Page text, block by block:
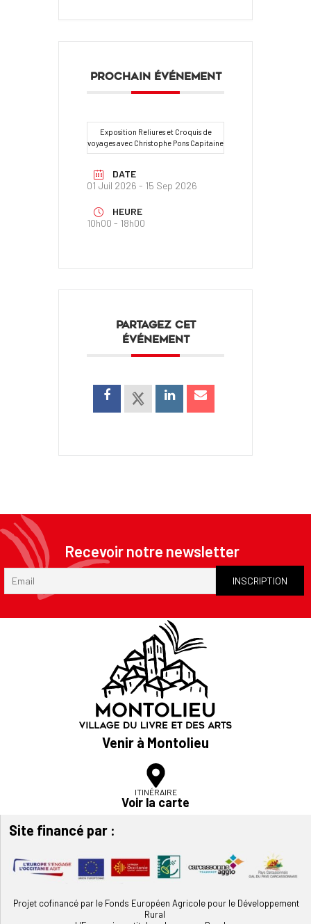
PROCHAIN ÉVÉNEMENT
Exposition Reliures et Croquis de
voyages avec Christophe Pons Capitaine
DATE
01 Juil 2026 - 15 Sep 2026
HEURE
10h00 - 18h00
PARTAGEZ CET
ÉVÉNEMENT
Recevoir notre newsletter
Venir à Montolieu
ITINÉRAIRE
Voir la carte
Site financé par :
Projet cofinancé par le Fonds Européen Agricole pour le Développement
Rural